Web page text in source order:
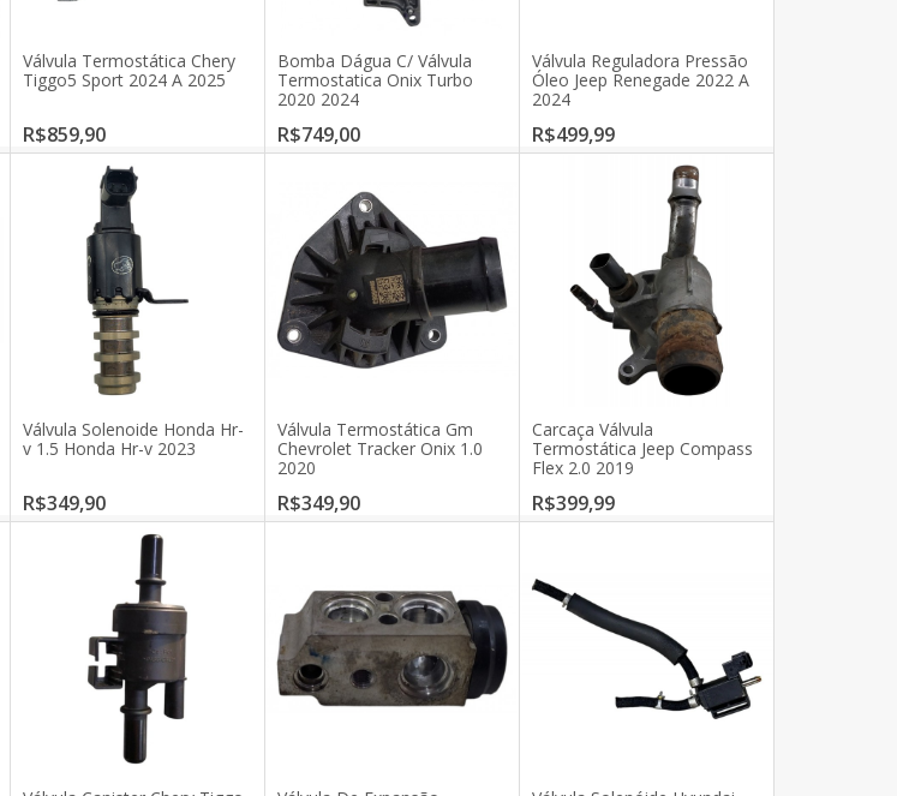
Válvula Termostática Chery
Tiggo5 Sport 2024 A 2025
R$859,90
Bomba Dágua C/ Válvula
Termostatica Onix Turbo
2020 2024
R$749,00
Válvula Reguladora Pressão
Óleo Jeep Renegade 2022 A
2024
R$499,99
Válvula Solenoide Honda Hr-
v 1.5 Honda Hr-v 2023
R$349,90
Válvula Termostática Gm
Chevrolet Tracker Onix 1.0
2020
R$349,90
Carcaça Válvula
Termostática Jeep Compass
Flex 2.0 2019
R$399,99